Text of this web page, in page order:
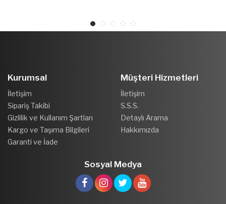
Kurumsal
İletişim
Sipariş Takibi
Gizlilik ve Kullanım Şartları
Kargo ve Taşıma Bilgileri
Garanti ve İade
Müşteri Hizmetleri
İletişim
S.S.S.
Detaylı Arama
Hakkımızda
Sosyal Medya